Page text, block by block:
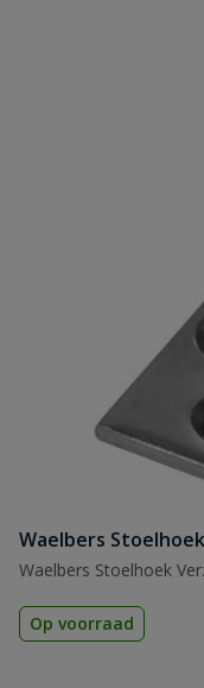
Waelbers
Waelbers Stoelhoek
Op voorraad